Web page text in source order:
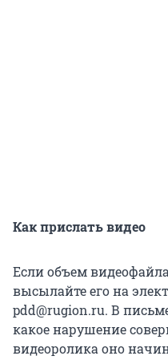
Как прислать видео
Если объем
высылайте его на
pdd@rugion.ru. В
какое нарушение
видеоролика оно